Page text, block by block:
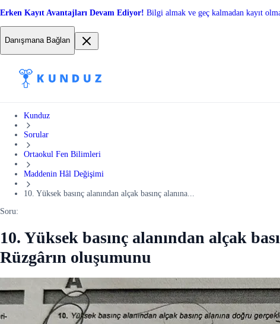
Erken Kayıt Avantajları Devam Ediyor! Bilgi almak ve geç kalmadan kayıt
Danışmana Bağlan
Kunduz
Sorular
Ortaokul Fen Bilimleri
Maddenin Hâl Değişimi
10. Yüksek basınç alanından alçak basınç alanına...
Soru:
10. Yüksek basınç alanından alçak
Rüzgârın oluşumunu